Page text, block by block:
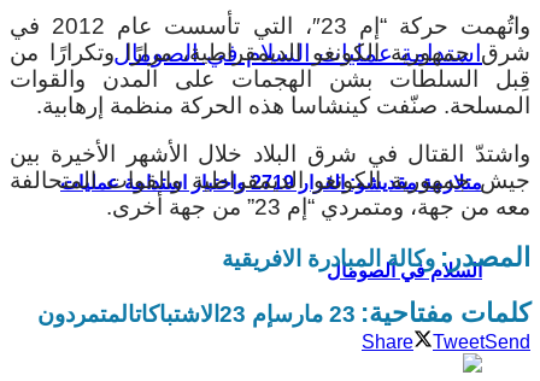
متلازمة مقديشو: القرار 2719 واختبار استدامة عمليات
السلام في الصومال
واتُهمت حركة “إم 23″، التي تأسست عام 2012 في
شرق جمهورية الكونغو الديمقراطية، مرارًا وتكرارًا من
قِبل السلطات بشن الهجمات على المدن والقوات
المسلحة. صنّفت كينشاسا هذه الحركة منظمة إرهابية.
واشتدّ القتال في شرق البلاد خلال الأشهر الأخيرة بين
جيش جمهورية الكونغو الديمقراطية والقوات المتحالفة
معه من جهة، ومتمردي “إم 23” من جهة أخرى.
المصدر: وكالة المبادرة الافريقية
كلمات مفتاحية: 23 مارس إم 23 الاشتباكاتالمتمردون
Share TweetSend